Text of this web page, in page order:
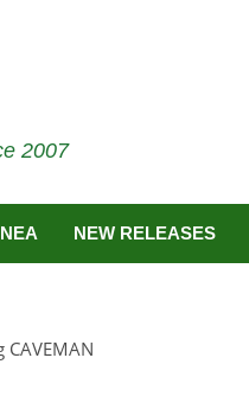
2007
NEW RELEASES